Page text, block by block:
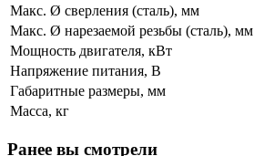
Макс. Ø сверления (сталь), мм
Макс. Ø нарезаемой резьбы (сталь), мм
Мощность двигателя, кВт
Напряжение питания, В
Габаритные размеры, мм
Масса, кг
Ранее вы смотрели